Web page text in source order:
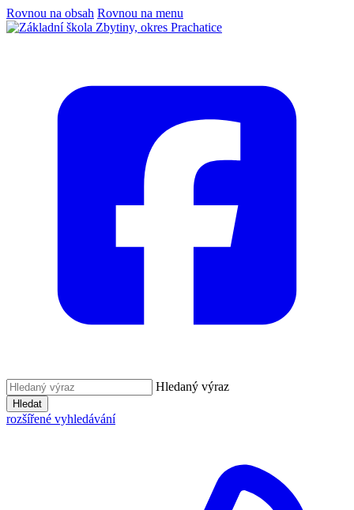
Rovnou na obsah Rovnou na menu
Hledaný výraz
Hledat
rozšířené vyhledávání